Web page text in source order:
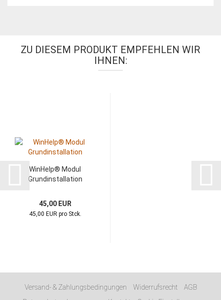
ZU DIESEM PRODUKT EMPFEHLEN WIR
IHNEN:
WinHelp® Modul
Grundinstallation
45,00 EUR
45,00 EUR pro Stck.
Versand- & Zahlungsbedingungen Widerrufsrecht
AGB